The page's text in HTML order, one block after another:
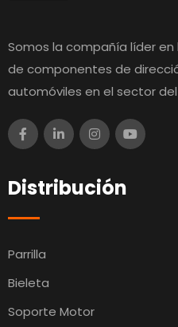
Somos la compañía líder
de componentes de
automóviles en el sector
Distribución
Parrilla
Bieleta
Soporte Motor